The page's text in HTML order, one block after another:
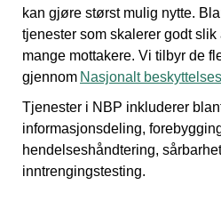
kan gjøre størst mulig nytte.
tjenester som skalerer godt slik
mange mottakere. Vi tilbyr de
gjennom Nasjonalt
Tjenester i NBP inkluderer
informasjonsdeling,
hendelseshåndtering,
inntrengingstesting.